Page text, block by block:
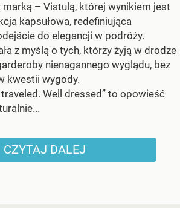
– Vistulą, której wynikiem jest
kapsułowa, redefiniująca
do elegancji w podróży.
z myślą o tych, którzy żyją w drodze
nienagannego wyglądu, bez
kwestii wygody.
traveled. Well dressed” to opowieść
CZYTAJ DALEJ